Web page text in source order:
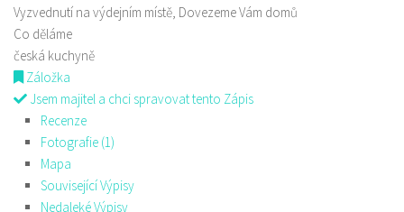
Vyzvednutí na výdejním místě, Dovezeme Vám domů
Co děláme
česká kuchyně
Záložka
Jsem majitel a chci spravovat tento Zápis
Recenze
Fotografie (1)
Mapa
Související Výpisy
Nedaleké Výpisy